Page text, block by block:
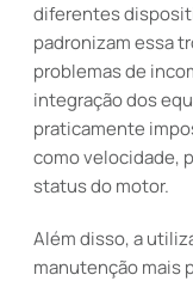
diferentes
padronizam essa
problemas de
integração dos
praticamente
como velocidade,
status do motor.
Além disso, a
manutenção mais